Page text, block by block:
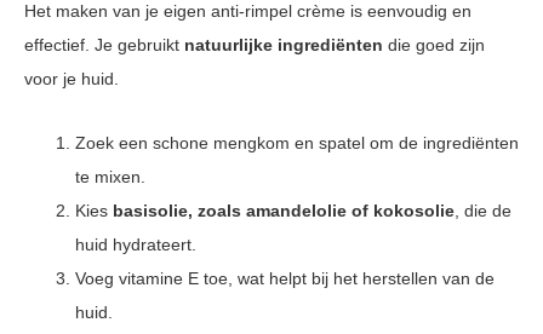
Het maken van je eigen anti-rimpel crème is eenvoudig en
effectief. Je gebruikt natuurlijke ingrediënten die goed zijn
voor je huid.
Zoek een schone mengkom en spatel om de ingrediënten
te mixen.
Kies basisolie, zoals amandelolie of kokosolie , die de
huid hydrateert.
Voeg vitamine E toe, wat helpt bij het herstellen van de
huid.